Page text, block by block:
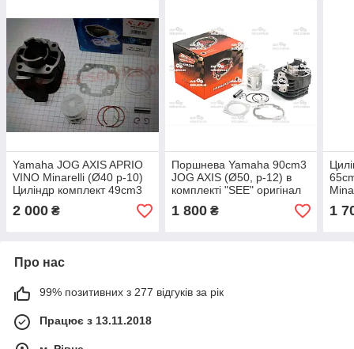
Yamaha JOG AXIS APRIO
VINO Minarelli (Ø40 p-10)
Циліндр комплект 49cm3
фірма SPI - Оригінал
Тайвань
2 000 ₴
Поршнева Yamaha 90cm3
JOG AXIS (Ø50, p-12) в
комплекті "SEE" оригінал
Taiwan
1 800₴ 1
Про нас
99% позитивних з 277 відгуків за рік
Працює з 13.11.2018